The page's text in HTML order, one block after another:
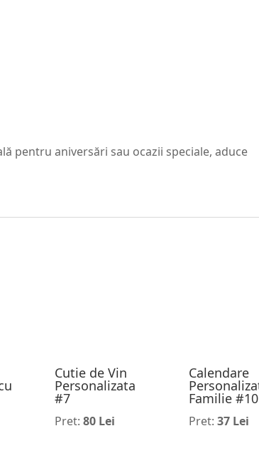
pentru aniversări sau ocazii speciale, aduce
Cutie de Vin
Personalizata
#7
Pret: 80 Lei
Calendare
Familie #10
Pret: 37 Lei